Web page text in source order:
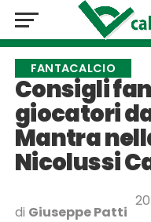
FANTACALCIO
Consigli
giocatori
Mantra
Nicolussi
di Giuseppe Patti